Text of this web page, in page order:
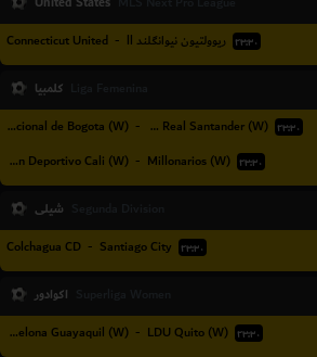
Connecticut United - ریوولتیون نیوانگلند ll ۲۳:۳۰
کلمبیا
Internacional de Bogota (W) - CD Real Santander (W) ۲۳:۳۰
Asociacion Deportivo Cali (W) - Millonarios (W) ۲۳:۳۰
شیلی
Colchagua CD - Santiago City ۲۳:۳۰
اکوادور
Barcelona Guayaquil (W) - LDU Quito (W) ۲۳:۳۰